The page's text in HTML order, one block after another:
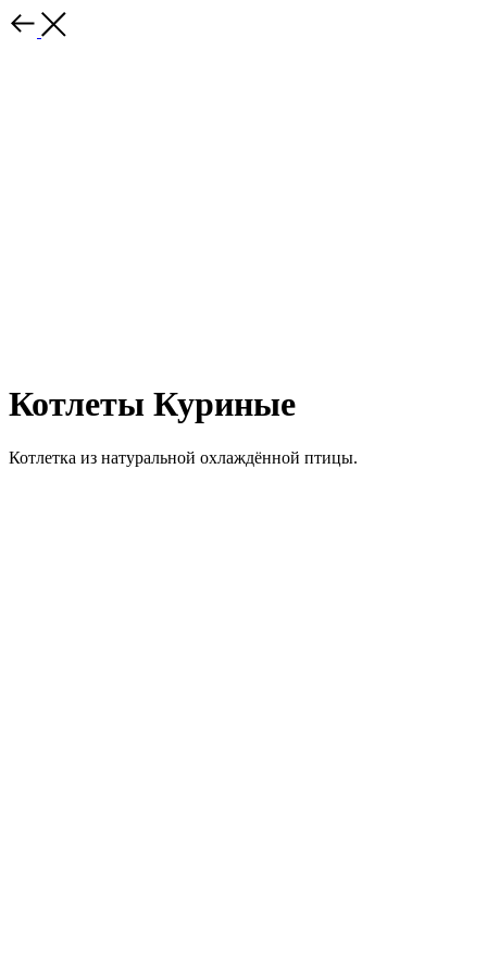
Котлеты Куриные
Котлетка из натуральной охлаждённой птицы.